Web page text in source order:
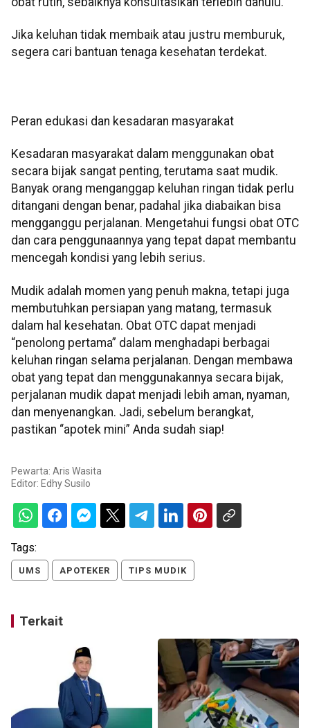
Jika keluhan tidak membaik atau justru memburuk,
segera cari bantuan tenaga kesehatan terdekat.
Peran edukasi dan kesadaran masyarakat
Kesadaran masyarakat dalam menggunakan obat
secara bijak sangat penting, terutama saat mudik.
Banyak orang menganggap keluhan ringan tidak perlu
ditangani dengan benar, padahal jika diabaikan bisa
mengganggu perjalanan. Mengetahui fungsi obat OTC
dan cara penggunaannya yang tepat dapat membantu
mencegah kondisi yang lebih serius.
Mudik adalah momen yang penuh makna, tetapi juga
membutuhkan persiapan yang matang, termasuk
dalam hal kesehatan. Obat OTC dapat menjadi
“penolong pertama” dalam menghadapi berbagai
keluhan ringan selama perjalanan. Dengan membawa
obat yang tepat dan menggunakannya secara bijak,
perjalanan mudik dapat menjadi lebih aman, nyaman,
dan menyenangkan. Jadi, sebelum berangkat,
pastikan “apotek mini” Anda sudah siap!
Pewarta: Aris Wasita
Editor: Edhy Susilo
Tags:
UMS APOTEKER TIPS MUDIK
Terkait